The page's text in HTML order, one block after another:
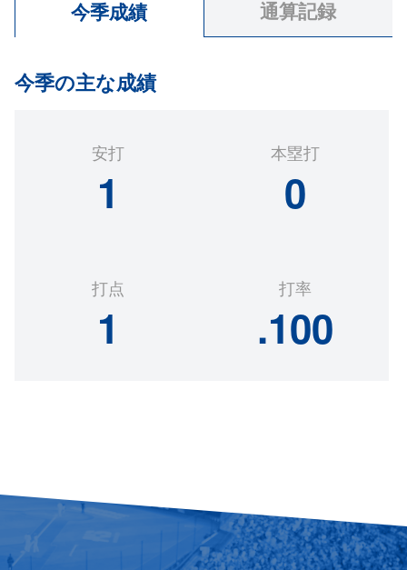
今季成績 通算記録
今季の主な成績
安打
1
本塁打
0
打点
1
打率
.100